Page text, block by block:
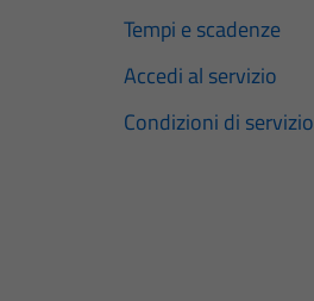
Tempi e scadenze
Accedi al servizio
Condizioni di servizio